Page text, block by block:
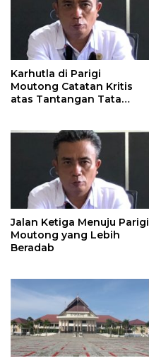
Karhutla di Parigi
Moutong Catatan Kritis
atas Tantangan Tata
Jalan Ketiga Menuju Parigi
Moutong yang Lebih
Beradab